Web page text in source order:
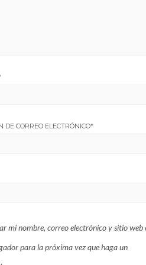
DE CORREO ELECTRÓNICO*
mi nombre, correo electrónico y sitio web
para la próxima vez que haga un